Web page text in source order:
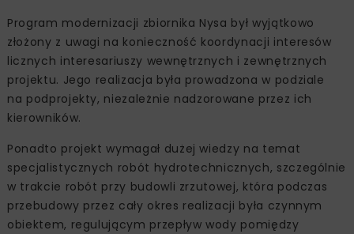
Program modernizacji zbiornika Nysa był wyjątkowo
złożony z uwagi na konieczność koordynacji interesów
licznych interesariuszy wewnętrznych i zewnętrznych
projektu. Jego realizacja była prowadzona w podziale
na podprojekty, niezależnie nadzorowane przez ich
kierowników.
Ponadto projekt wymagał dużej wiedzy na temat
specjalistycznych robót hydrotechnicznych, szczególnie
w trakcie robót przy budowli zrzutowej, która podczas
przebudowy przez cały okres realizacji była czynnym
obiektem, regulującym przepływ wody pomiędzy